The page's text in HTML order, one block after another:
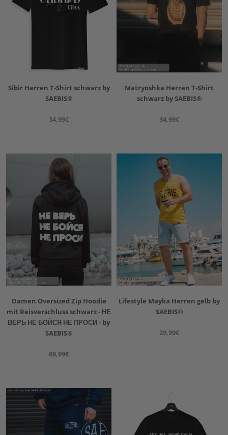
Sibir Herren T-Shirt schwarz by
SAEBIS®
34,99€
Matryoshka Herren T-Shirt
schwarz by SAEBIS®
34,99€
Damen Oversized Zip Hoodie
mit Reisverschluss schwarz - НЕ
ВЕРЬ НЕ БОЙСЯ НЕ ПРОСИ - by
SAEBIS®
69,99€
Lifestyle Mayka Herren gelb by
SAEBIS®
29,99€